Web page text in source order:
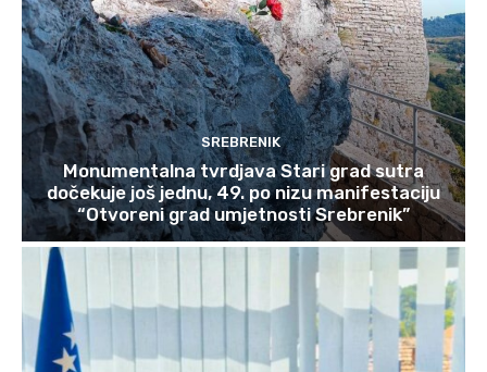
SREBRENIK
Monumentalna tvrdjava Stari grad sutra
dočekuje još jednu, 49. po nizu manifestaciju
“Otvoreni grad umjetnosti Srebrenik”